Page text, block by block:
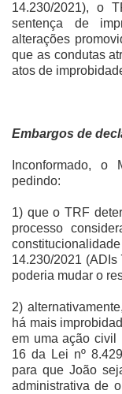
14.230/2021), o
sentença de
alterações
que as condutas
atos de
Embargos de
Inconformado, o
pedindo:
1) que o TRF
processo
14.230/2021
poderia mudar o
2)
há mais
em uma ação civil
16 da Lei nº
para que João
administrativa de